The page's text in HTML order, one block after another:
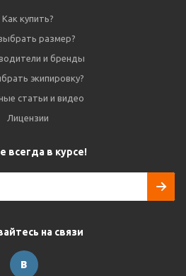
Как купить?
размер?
и бренды
экипировку?
статьи и видео
Лицензии
всегда в курсе!
на связи